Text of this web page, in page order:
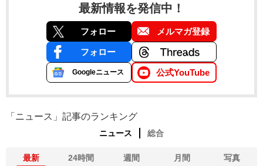
最新情報を発信中！
フォロー メルマガ登録
フォロー
Googleニュース 公式YouTube
「ニュース」記事のランキング
ニュース 総合
最新 24時間 週間 月間 写真